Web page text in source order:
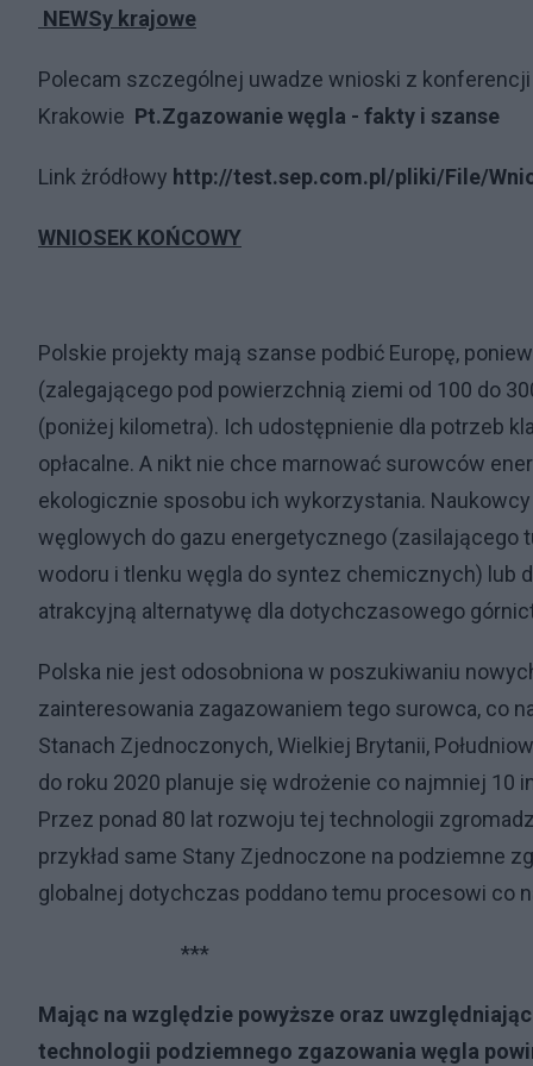
NEWSy krajowe
Polecam szczególnej uwadze wnioski z
Krakowie Pt.Zgazowanie węgla - fakty i szanse
Link żródłowy http://test.sep.com.pl/pliki/File/
WNIOSEK KOŃCOWY
Polskie projekty mają szanse podbić Europę,
(zalegającego pod powierzchnią ziemi od 100 do
(poniżej kilometra). Ich udostępnienie dla potrzeb
opłacalne. A nikt nie chce marnować surowców
ekologicznie sposobu ich wykorzystania.
węglowych do gazu energetycznego
wodoru i tlenku węgla do syntez chemicznych) lub
atrakcyjną alternatywę dla dotychczasowego
Polska nie jest odosobniona w poszukiwaniu
zainteresowania zagazowaniem tego surowca, co
Stanach Zjednoczonych, Wielkiej Brytanii,
do roku 2020 planuje się wdrożenie co najmniej 10
Przez ponad 80 lat rozwoju tej technologii
przykład same Stany Zjednoczone na podziemne
globalnej dotychczas poddano temu procesowi co
***
Mając na względzie powyższe oraz
technologii podziemnego zgazowania węgla